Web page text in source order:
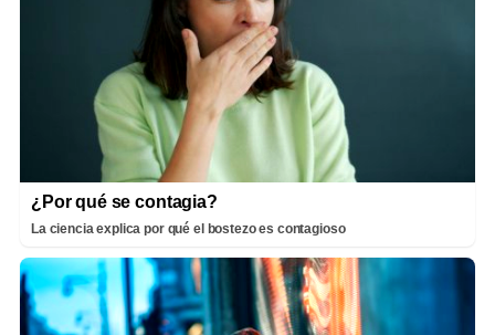
¿Por qué se contagia?
La ciencia explica por qué el bostezo es contagioso